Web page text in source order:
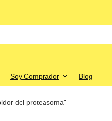
Soy Comprador Blog
del proteasoma”